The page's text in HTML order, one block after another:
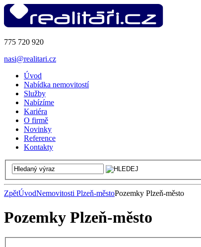
775 720 920
nasi@realitari.cz
Úvod
Nabídka nemovitostí
Služby
Nabízíme
Kariéra
O firmě
Novinky
Reference
Kontakty
ZpětÚvodNemovitosti Plzeň-městoPozemky Plzeň-město
Pozemky Plzeň-město